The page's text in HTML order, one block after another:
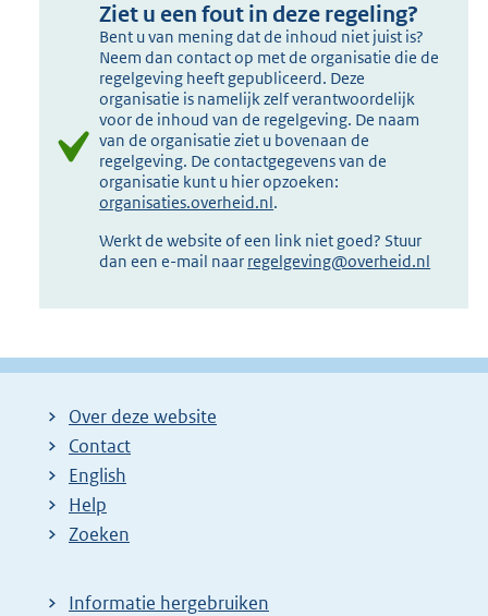
Ziet u een fout in deze regeling?
Bent u van mening dat de inhoud niet juist is?
Neem dan contact op met de organisatie die de
regelgeving heeft gepubliceerd. Deze
organisatie is namelijk zelf verantwoordelijk
voor de inhoud van de regelgeving. De naam
van de organisatie ziet u bovenaan de
regelgeving. De contactgegevens van de
organisatie kunt u hier opzoeken:
organisaties.overheid.nl.
Werkt de website of een link niet goed? Stuur
dan een e-mail naar regelgeving@overheid.nl
Over deze website
Contact
English
Help
Zoeken
Informatie hergebruiken